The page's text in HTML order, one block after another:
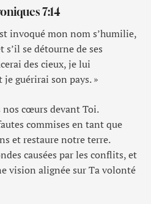
7:14
invoqué mon nom s’humilie,
s’il se détourne de ses
des cieux, je lui
guérirai son pays. »
cœurs devant Toi.
commises en tant que
et restaure notre terre.
causées par les conflits, et
vision alignée sur Ta volonté